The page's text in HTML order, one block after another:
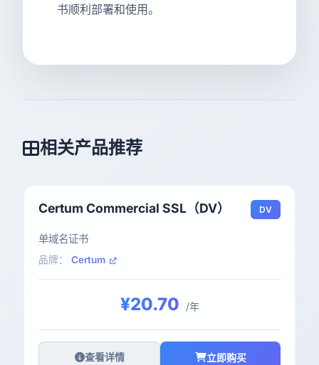
书顺利部署和使用。
相关产品推荐
Certum Commercial SSL（DV） DV
单域名证书
品牌： Certum
¥20.70 /年
查看详情 立即购买